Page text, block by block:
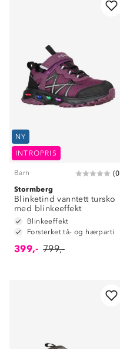
NY
INTROPRIS
Barn (0
Stormberg
Blinketind vanntett tursko
med blinkeeffekt
Blinkeeffekt
Forsterket tå- og hærparti
399,- 799,-